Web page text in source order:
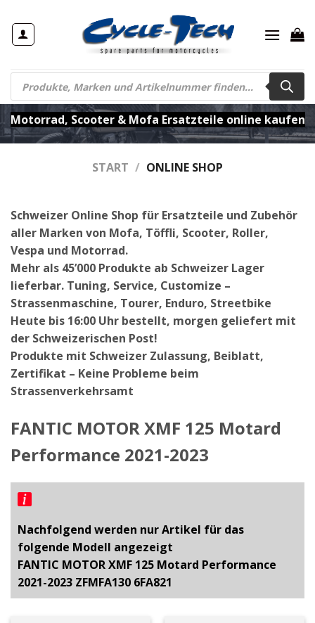
Inhalt
springen
Products
search
Motorrad, Scooter & Mofa Ersatzteile online kaufen
START / ONLINE SHOP
Schweizer Online Shop für Ersatzteile und Zubehör
aller Marken von Mofa, Töffli, Scooter, Roller,
Vespa und Motorrad.
Mehr als 45’000 Produkte ab Schweizer Lager
lieferbar. Tuning, Service, Customize –
Strassenmaschine, Tourer, Enduro, Streetbike
Heute bis 16:00 Uhr bestellt, morgen geliefert mit
der Schweizerischen Post!
Produkte mit Schweizer Zulassung, Beiblatt,
Zertifikat – Keine Probleme beim
Strassenverkehrsamt
FANTIC MOTOR XMF 125 Motard
Performance 2021-2023
Nachfolgend werden nur Artikel für das
folgende Modell angezeigt
FANTIC MOTOR XMF 125 Motard Performance
2021-2023 ZFMFA130 6FA821